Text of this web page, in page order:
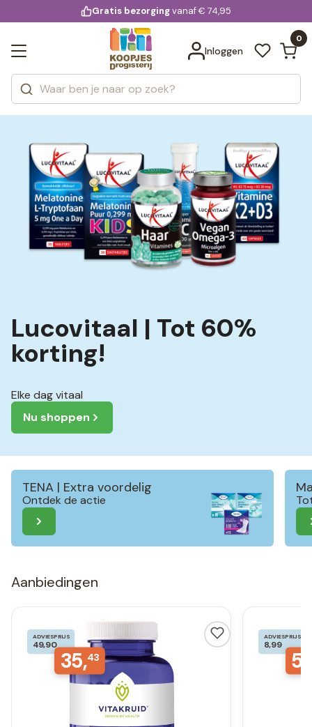
voor 20:00 uur besteld
Gratis bezorgingvanaf € 74,95
Inloggen
0
Zoeken
Categorieën
Merken
Bekijk alle resultaten
Lucovitaal | Tot 60%
korting!
Elke dag vitaal
Nu shoppen
TENA | Extra voordelig
Ontdek de actie
Aanbiedingen
ADVIESPRIJS
49,90
35,43
ADVIESPRIJS
8,99
5,